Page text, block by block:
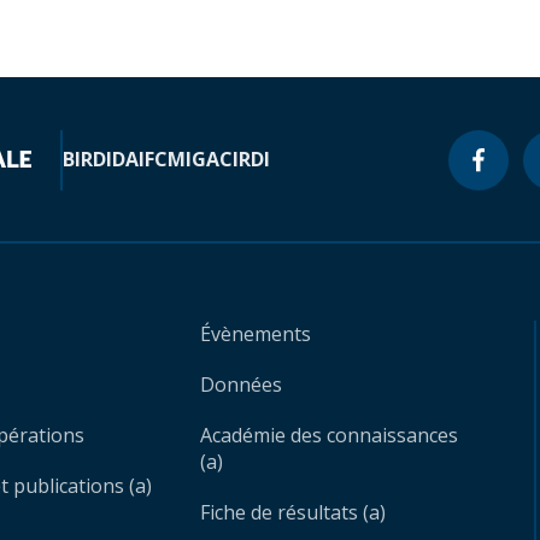
BIRDIDAIFCMIGACIRDI
publications (a)
Évènements
Données
Académie des connaissances
(a)
Fiche de résultats (a)